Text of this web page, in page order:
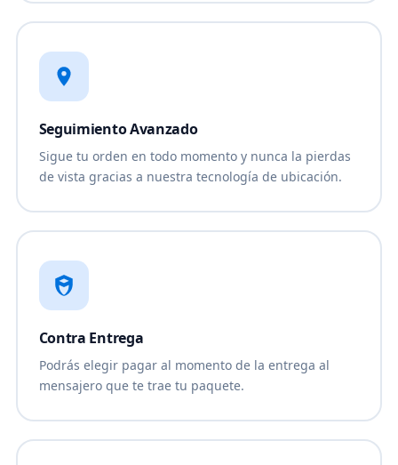
Seguimiento Avanzado
Sigue tu orden en todo momento y nunca la pierdas
de vista gracias a nuestra tecnología de ubicación.
Contra Entrega
Podrás elegir pagar al momento de la entrega al
mensajero que te trae tu paquete.